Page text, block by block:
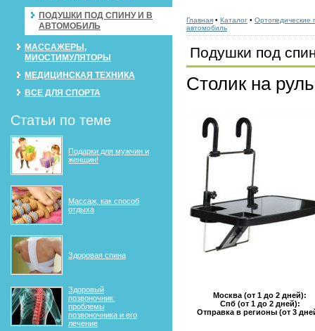
ПОДУШКИ ПОД СПИНУ И В
АВТОМОБИЛЬ
МАССАЖЕРЫ,
МИОСТИМУЛЯТОРЫ
МЕДИЦИНСКАЯ ТЕХНИКА
ВСЕ ДЛЯ СПОРТА
Статьи по теме
Подарки для мужчин и
женщин!
Массаж, как способ
отдыха
Здоровая спина
Здоровый
позвоночник:
проблемы
позвоночника и его
лечение
Главная • Каталог • Ортопедические
автомобиль
Подушки под
Столик на руль
Москва (от 1 до 2 дней):
Спб (от 1 до 2 дней):
Отправка в регионы (от 3